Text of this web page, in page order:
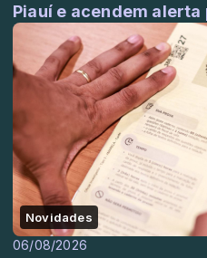
Piauí e acendem
Novidades
06/08/2026